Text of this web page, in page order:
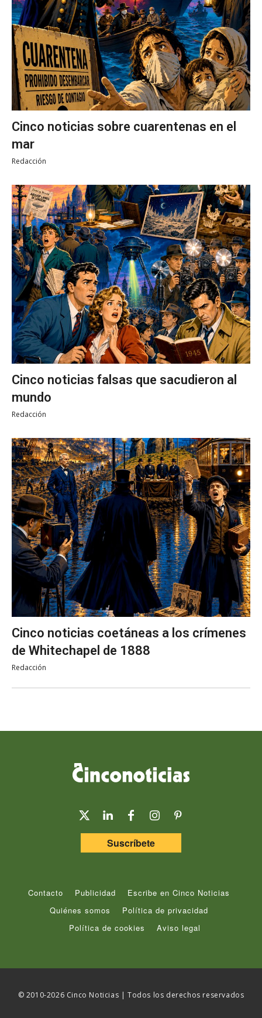
Cinco noticias sobre cuarentenas en el
mar
Redacción
Cinco noticias falsas que sacudieron al
mundo
Redacción
Cinco noticias coetáneas a los crímenes
de Whitechapel de 1888
Redacción
Suscríbete
Contacto Publicidad
Escribe en Cinco Noticias
Quiénes somos
Política de privacidad
Política de cookies
Aviso legal
© 2010-2026 Cinco Noticias | Todos los derechos reservados